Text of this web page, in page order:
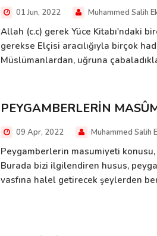
01 Jun, 2022 Muhammed Salih
Allah (c.c) gerek Yüce Kitabı'ndaki
gerekse Elçisi aracılığıyla birçok
Müslümanlardan, uğruna
PEYGAMBERLERİN
09 Apr, 2022 Muhammed Salih
Peygamberlerin masumiyeti
Burada bizi ilgilendiren husus,
vasfına halel getirecek şeylerden